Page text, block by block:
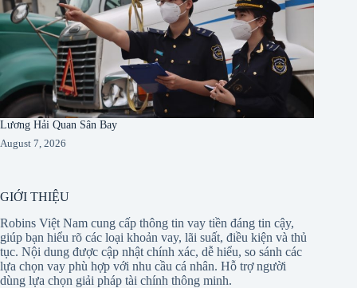
Lương Hải Quan Sân Bay
August 7, 2026
GIỚI THIỆU
Robins Việt Nam cung cấp thông tin vay tiền đáng tin cậy,
giúp bạn hiểu rõ các loại khoản vay, lãi suất, điều kiện và thủ
tục. Nội dung được cập nhật chính xác, dễ hiểu, so sánh các
lựa chọn vay phù hợp với nhu cầu cá nhân. Hỗ trợ người
dùng lựa chọn giải pháp tài chính thông minh.